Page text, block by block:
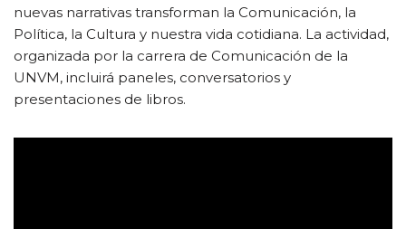
nuevas narrativas transforman la Comunicación, la
Política, la Cultura y nuestra vida cotidiana. La actividad,
organizada por la carrera de Comunicación de la
UNVM, incluirá paneles, conversatorios y
presentaciones de libros.